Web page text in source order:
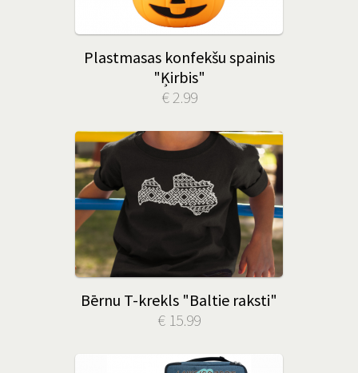
Plastmasas konfekšu spainis
"Ķirbis"
€ 2.99
Bērnu T-krekls "Baltie raksti"
€ 15.99